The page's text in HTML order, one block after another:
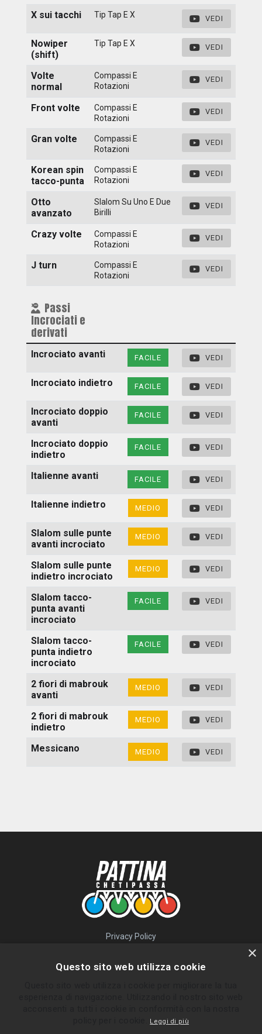
X sui tacchi Tip Tap E X VEDI
Nowiper
(shift)
Tip Tap E X VEDI
Volte
normal
Compassi E
Rotazioni
VEDI
Front volte
Compassi E
Rotazioni
VEDI
Gran volte
Compassi E
Rotazioni
VEDI
Korean spin
tacco-punta
Compassi E
Rotazioni
VEDI
Otto
avanzato
Slalom Su Uno E Due
Birilli
VEDI
Crazy volte
Compassi E
Rotazioni
VEDI
J turn
Compassi E
Rotazioni
VEDI
Passi
Incrociati e
derivati
Incrociato avanti FACILE VEDI
Incrociato indietro FACILE VEDI
Incrociato doppio
avanti
FACILE VEDI
Incrociato doppio
indietro
FACILE VEDI
Italienne avanti FACILE VEDI
Italienne indietro MEDIO VEDI
Slalom sulle punte
avanti incrociato
MEDIO VEDI
Slalom sulle punte
indietro incrociato
MEDIO VEDI
Slalom tacco-
punta avanti
incrociato
FACILE VEDI
Slalom tacco-
punta indietro
incrociato
FACILE VEDI
2 fiori di mabrouk
avanti
MEDIO VEDI
2 fiori di mabrouk
indietro
MEDIO VEDI
Messicano MEDIO VEDI
Privacy Policy
×
Questo sito web utilizza cookie
Leggi di più